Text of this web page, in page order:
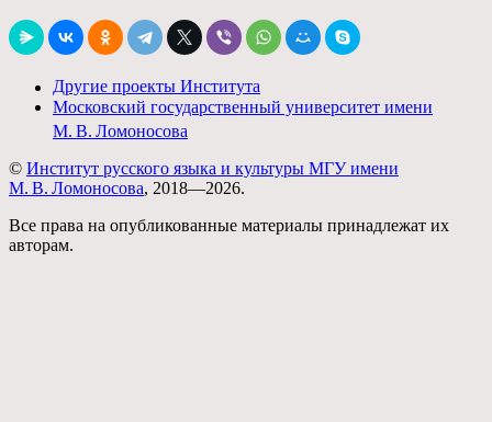
Другие проекты Института
Московский государственный университет имени
М. В. Ломоносова
© Институт русского языка и культуры МГУ имени
М. В. Ломоносова, 2018—2026.
Все права на опубликованные материалы принадлежат их
авторам.